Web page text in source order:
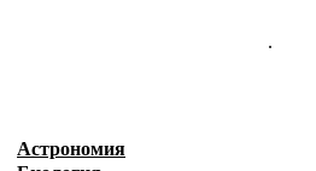
.
Астрономия